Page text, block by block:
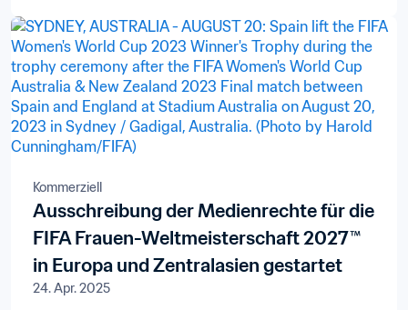
Kommerziell
Ausschreibung der Medienrechte für die
FIFA Frauen-Weltmeisterschaft 2027™
in Europa und Zentralasien gestartet
24. Apr. 2025